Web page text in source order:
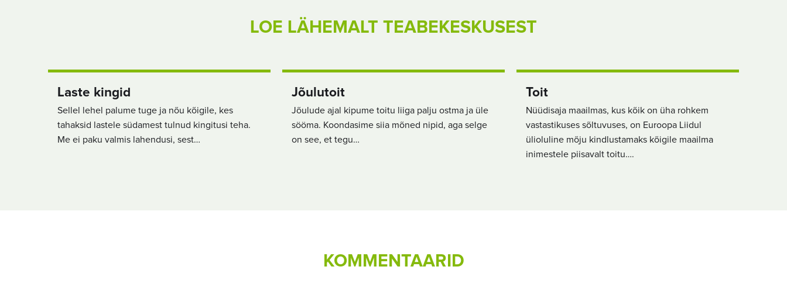
LOE LÄHEMALT TEABEKESKUSEST
Laste kingid
Sellel lehel palume tuge ja nõu kõigile, kes
tahaksid lastele südamest tulnud kingitusi teha.
Me ei paku valmis lahendusi, sest…
Jõulutoit
Jõulude ajal kipume toitu liiga palju ostma ja üle
sööma. Koondasime siia mõned nipid, aga selge
on see, et tegu…
Toit
Nüüdisaja maailmas, kus kõik on üha rohkem
vastastikuses sõltuvuses, on Euroopa Liidul
ülioluline mõju kindlustamaks kõigile maailma
inimestele piisavalt toitu….
KOMMENTAARID